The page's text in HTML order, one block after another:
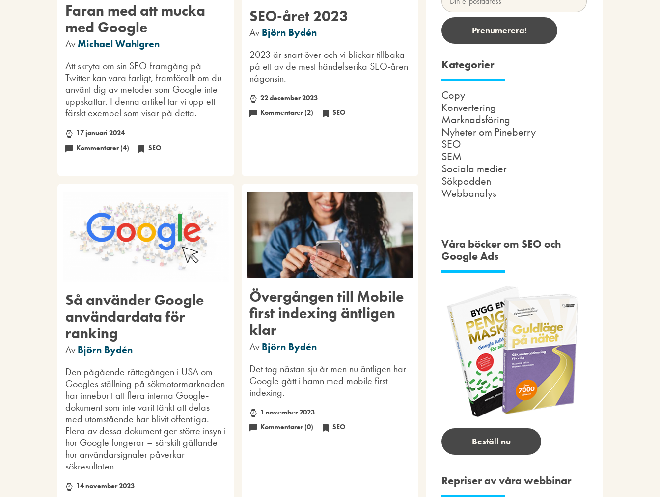
Faran med att mucka
med Google
Av Michael Wahlgren
Att skryta om sin SEO-framgång på
Twitter kan vara farligt, framförallt om du
använt dig av metoder som Google inte
uppskattar. I denna artikel tar vi upp ett
färskt exempel som visar på detta.
17 januari 2024
Kommentarer (4)
SEO
SEO-året 2023
Av Björn Bydén
2023 är snart över och vi blickar tillbaka
på ett av de mest händelserika SEO-åren
någonsin.
22 december 2023
Kommentarer (2)
SEO
Så använder Google
användardata för
ranking
Av Björn Bydén
Den pågående rättegången i USA om
Googles ställning på sökmotormarknaden
har inneburit att flera interna Google-
dokument som inte varit tänkt att delas
med utomstående har blivit offentliga.
Flera av dessa dokument ger större insyn i
hur Google fungerar – särskilt gällande
hur användarsignaler påverkar
sökresultaten.
14 november 2023
Övergången till Mobile
first indexing äntligen
klar
Av Björn Bydén
Det tog nästan sju år men nu äntligen har
Google gått i hamn med mobile first
indexing.
1 november 2023
Kommentarer (0)
SEO
Kategorier
Copy
Konvertering
Marknadsföring
Nyheter om Pineberry
SEO
SEM
Sociala medier
Sökpodden
Webbanalys
Våra böcker om SEO och
Google Ads
Beställ nu
Repriser av våra webbinar